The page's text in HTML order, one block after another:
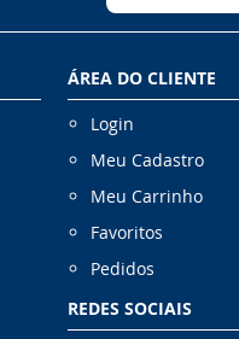
ÁREA DO CLIENTE
Login
Meu Cadastro
Meu Carrinho
Favoritos
Pedidos
REDES SOCIAIS